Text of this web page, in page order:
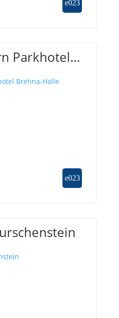
Parkhotel